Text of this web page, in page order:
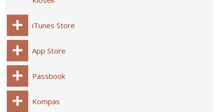
iTunes Store
App Store
Passbook
Kompas